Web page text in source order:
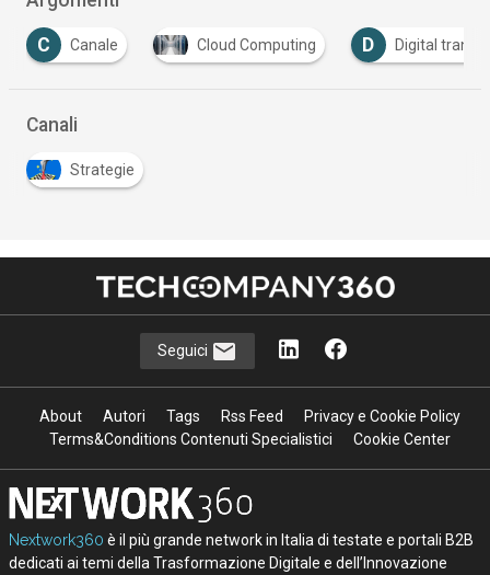
Canale Cloud Computing D Digital
Canali
Strategie
Seguici
About Autori Tags Rss Feed
Privacy e Cookie Policy
Terms&Conditions Contenuti Specialistici
Cookie Center
Nextwork360 è il più grande network in Italia di testate e portali B2B
dedicati ai temi della Trasformazione Digitale e dell’Innovazione